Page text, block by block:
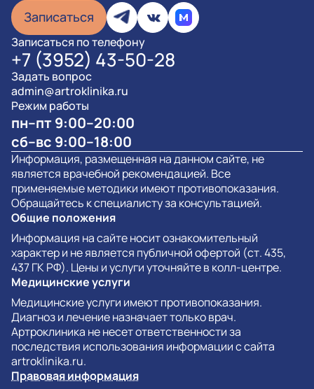
Записаться
Записаться по телефону
+7 (3952) 43-50-28
Задать вопрос
admin@artroklinika.ru
Режим работы
пн–пт 9:00–20:00
сб–вс 9:00–18:00
Информация, размещенная на данном сайте, не
является врачебной рекомендацией. Все
применяемые методики имеют противопоказания.
Обращайтесь к специалисту за консультацией.
Общие положения
Информация на сайте носит ознакомительный
характер и не является публичной офертой (ст. 435,
437 ГК РФ). Цены и услуги уточняйте в колл-центре.
Медицинские услуги
Медицинские услуги имеют противопоказания.
Диагноз и лечение назначает только врач.
Артроклиника не несет ответственности за
последствия использования информации с сайта
artroklinika.ru.
Правовая информация